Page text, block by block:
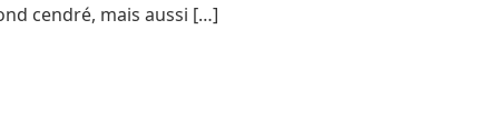
cendré, mais aussi […]